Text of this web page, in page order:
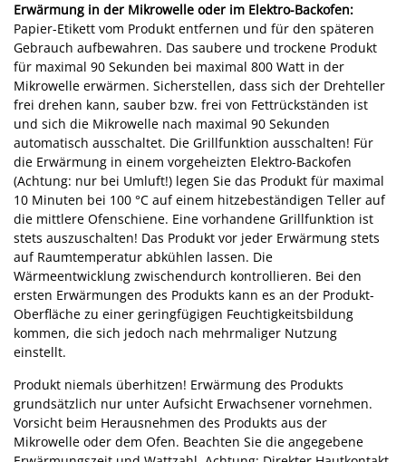
Erwärmung in der Mikrowelle oder im Elektro-Backofen:
Papier-Etikett vom Produkt entfernen und für den späteren
Gebrauch aufbewahren. Das saubere und trockene Produkt
für maximal 90 Sekunden bei maximal 800 Watt in der
Mikrowelle erwärmen. Sicherstellen, dass sich der Drehteller
frei drehen kann, sauber bzw. frei von Fettrückständen ist
und sich die Mikrowelle nach maximal 90 Sekunden
automatisch ausschaltet. Die Grillfunktion ausschalten! Für
die Erwärmung in einem vorgeheizten Elektro-Backofen
(Achtung: nur bei Umluft!) legen Sie das Produkt für maximal
10 Minuten bei 100 °C auf einem hitzebeständigen Teller auf
die mittlere Ofenschiene. Eine vorhandene Grillfunktion ist
stets auszuschalten! Das Produkt vor jeder Erwärmung stets
auf Raumtemperatur abkühlen lassen. Die
Wärmeentwicklung zwischendurch kontrollieren. Bei den
ersten Erwärmungen des Produkts kann es an der Produkt-
Oberfläche zu einer geringfügigen Feuchtigkeitsbildung
kommen, die sich jedoch nach mehrmaliger Nutzung
einstellt.
Produkt niemals überhitzen! Erwärmung des Produkts
grundsätzlich nur unter Aufsicht Erwachsener vornehmen.
Vorsicht beim Herausnehmen des Produkts aus der
Mikrowelle oder dem Ofen. Beachten Sie die angegebene